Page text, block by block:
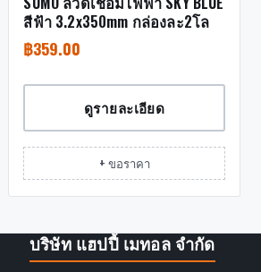
สีฟ้า 3.2x350mm กล่องละ2โล
฿359.00
ดูรายละเอียด
+ ขอราคา
บริษัท แฮปปี้ เมทอล จำกัด